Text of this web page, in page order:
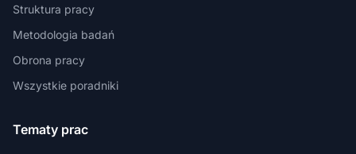
Struktura pracy
Metodologia badań
Obrona pracy
Wszystkie poradniki
Tematy prac